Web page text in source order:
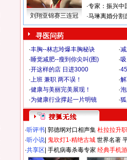
刘翔亚锦赛三连冠
·专家：振兴中
·马琳离婚分割
寻医问药
·丰胸--林志玲爆丰胸秘诀 ·
·睡觉减肥--瘦到你尖叫(图) ·
·开这样的店 日进3000 ·
·上班 兼职 两不误！ ·
·健康与美丽完美展现！ ·
·为健康行业撑起一片明镜 ·
·听评书 郭德纲对口相声集 杜拉拉升
·听小说 鬼吹灯1-精绝古城 世界名著
·共享区 手机病毒杀毒专家 经典手机